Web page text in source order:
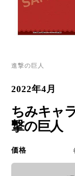
進撃の巨人
2022年4月
ちみキャ
撃の巨人
価格